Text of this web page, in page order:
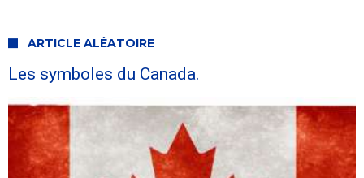
ARTICLE ALÉATOIRE
Les symboles du Canada.